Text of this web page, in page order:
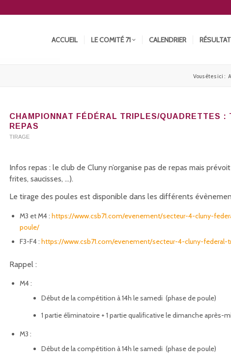
ACCUEIL LE COMITÉ 71 CALENDRIER
Vous êtes ici :
CHAMPIONNAT FÉDÉRAL TRIPLES/QUADRETTES :
REPAS
TIRAGE
Infos repas : le club de Cluny n’organise pas de repas mais
frites, saucisses, …).
Le tirage des poules est disponible dans les différents
M3 et M4 :https://www.csb71.com/evenement/secteur-4-cluny-
poule/
F3-F4 :https://www.csb71.com/evenement/secteur-4-cluny-
Rappel :
M4 :
Début de la compétition à 14h le samedi (phase de poule)
1 partie éliminatoire + 1 partie qualificative le dimanche après-
M3 :
Début de la compétition à 14h le samedi (phase de poule)